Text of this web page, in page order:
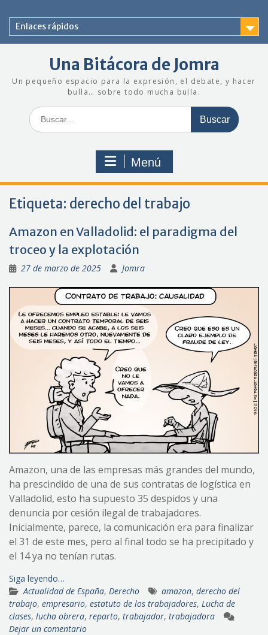
contenido
Enlaces rápidos
Una Bitácora de Jomra
Un pequeño espacio para la expresión, el debate, y hacer
bulla… sobre todo mucha bulla.
Buscar:
Menú
Etiqueta: derecho del trabajo
Amazon en Valladolid: el paradigma del
troceo y la explotación
27 de marzo de 2025 Jomra
Amazon, una de las empresas más grandes del mundo,
ha prescindido de una de sus contratas de logística en
Valladolid, esto ha supuesto 35 despidos y una
denuncia por cesión ilegal de trabajadores.
Inicialmente, parece, la comunicación era para finalizar
el 31 de este mes, pero al final todo se ha precipitado y
el 14 ya no tenían rutas.
Siga leyendo…
Actualidad de España, Derecho amazon, derecho del
trabajo, empresario, estatuto de los trabajadores, Lucha de
clases, lucha obrera, reparto, trabajador, trabajadora
Dejar un comentario